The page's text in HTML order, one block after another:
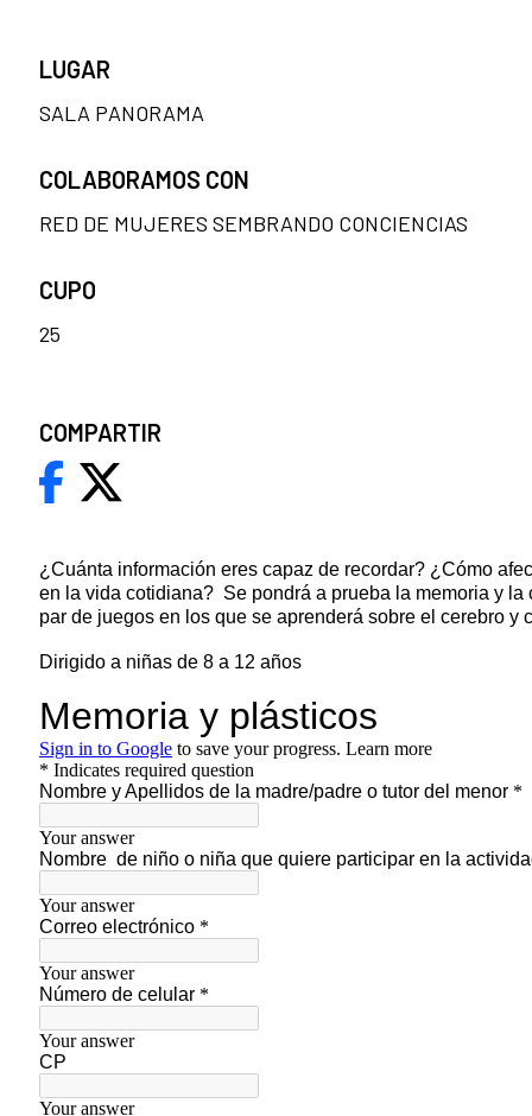
¿Cuánta información eres capaz de recordar? ¿Cómo
en la vida cotidiana? Se pondrá a prueba la memoria y
par de juegos en los que se aprenderá sobre el cerebro y
Dirigido a niñas de 8 a 12 años
LUGAR
SALA PANORAMA
COLABORAMOS CON
RED DE MUJERES SEMBRANDO CONCIENCIAS
CUPO
25
COMPARTIR